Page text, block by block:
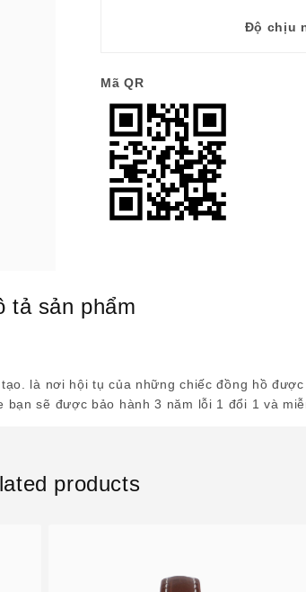
Độ chịu
Mã QR
tả sản phẩm
là nơi hội tụ của những chiếc đồng hồ
sẽ được bảo hành 3 năm lỗi 1 đổi 1 và
products